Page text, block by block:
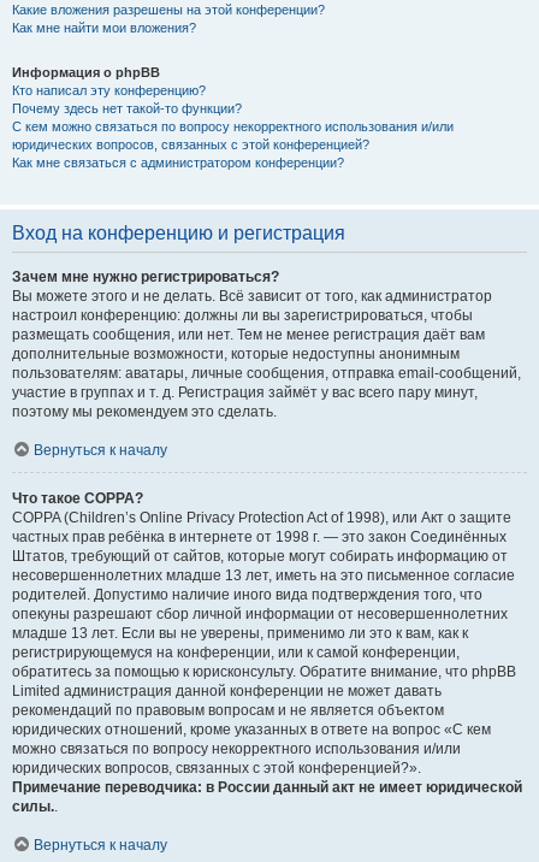
Какие вложения разрешены на этой конференции?
Как мне найти мои вложения?
Информация о phpBB
Кто написал эту конференцию?
Почему здесь нет такой-то функции?
С кем можно связаться по вопросу некорректного использования и/или
юридических вопросов, связанных с этой конференцией?
Как мне связаться с администратором конференции?
Вход на конференцию и регистрация
Зачем мне нужно регистрироваться?
Вы можете этого и не делать. Всё зависит от того, как администратор
настроил конференцию: должны ли вы зарегистрироваться, чтобы
размещать сообщения, или нет. Тем не менее регистрация даёт вам
дополнительные возможности, которые недоступны анонимным
пользователям: аватары, личные сообщения, отправка email-сообщений,
участие в группах и т. д. Регистрация займёт у вас всего пару минут,
поэтому мы рекомендуем это сделать.
Вернуться к началу
Что такое COPPA?
COPPA (Children’s Online Privacy Protection Act of 1998), или Акт о защите
частных прав ребёнка в интернете от 1998 г. — это закон Соединённых
Штатов, требующий от сайтов, которые могут собирать информацию от
несовершеннолетних младше 13 лет, иметь на это письменное согласие
родителей. Допустимо наличие иного вида подтверждения того, что
опекуны разрешают сбор личной информации от несовершеннолетних
младше 13 лет. Если вы не уверены, применимо ли это к вам, как к
регистрирующемуся на конференции, или к самой конференции,
обратитесь за помощью к юрисконсульту. Обратите внимание, что phpBB
Limited администрация данной конференции не может давать
рекомендаций по правовым вопросам и не является объектом
юридических отношений, кроме указанных в ответе на вопрос «С кем
можно связаться по вопросу некорректного использования и/или
юридических вопросов, связанных с этой конференцией?».
Примечание переводчика: в России данный акт не имеет юридической
силы..
Вернуться к началу